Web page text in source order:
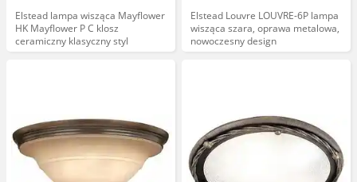
Elstead lampa wisząca Mayflower
HK Mayflower P C klosz
ceramiczny klasyczny styl
Elstead Louvre LOUVRE-6P lampa
wisząca szara, oprawa metalowa,
nowoczesny design